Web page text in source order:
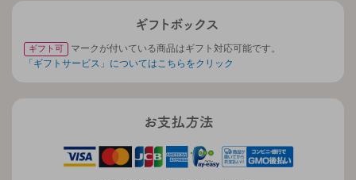
ギフト可
マークが付いている商品はギフト対応可能です。
「ギフトサービス」についてはこちらをクリック